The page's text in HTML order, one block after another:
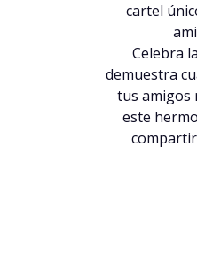
cartel
Celebra
demuestra
tus amigos
este